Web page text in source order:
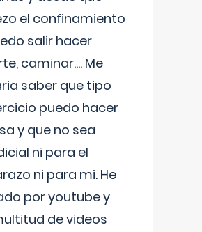
el confinamiento
salir hacer
caminar.... Me
saber que tipo
puedo hacer
y que no sea
ni para el
ni para mi. He
por youtube y
de videos